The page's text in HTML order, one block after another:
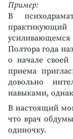
Пример:
В
Полтора года
о начале
приема
довольно
навыками,
В настоящий
что врач
одиночку.